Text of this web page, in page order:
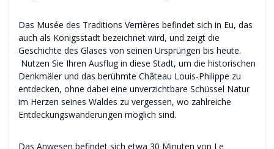
Das Musée des Traditions Verrières befindet sich in Eu, das
auch als Königsstadt bezeichnet wird, und zeigt die
Geschichte des Glases von seinen Ursprüngen bis heute.
Nutzen Sie Ihren Ausflug in diese Stadt, um die historischen
Denkmäler und das berühmte Château Louis-Philippe zu
entdecken, ohne dabei eine unverzichtbare Schüssel Natur
im Herzen seines Waldes zu vergessen, wo zahlreiche
Entdeckungswanderungen möglich sind.
Das Anwesen befindet sich etwa 30 Minuten von Le